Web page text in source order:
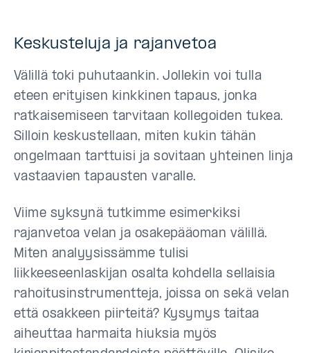
Keskusteluja ja rajanvetoa
Välillä toki puhutaankin. Jollekin voi tulla
eteen erityisen kinkkinen tapaus, jonka
ratkaisemiseen tarvitaan kollegoiden tukea.
Silloin keskustellaan, miten kukin tähän
ongelmaan tarttuisi ja sovitaan yhteinen linja
vastaavien tapausten varalle.
Viime syksynä tutkimme esimerkiksi
rajanvetoa velan ja osakepääoman välillä.
Miten analyysissämme tulisi
liikkeeseenlaskijan osalta kohdella sellaisia
rahoitusinstrumentteja, joissa on sekä velan
että osakkeen piirteitä? Kysymys taitaa
aiheuttaa harmaita hiuksia myös